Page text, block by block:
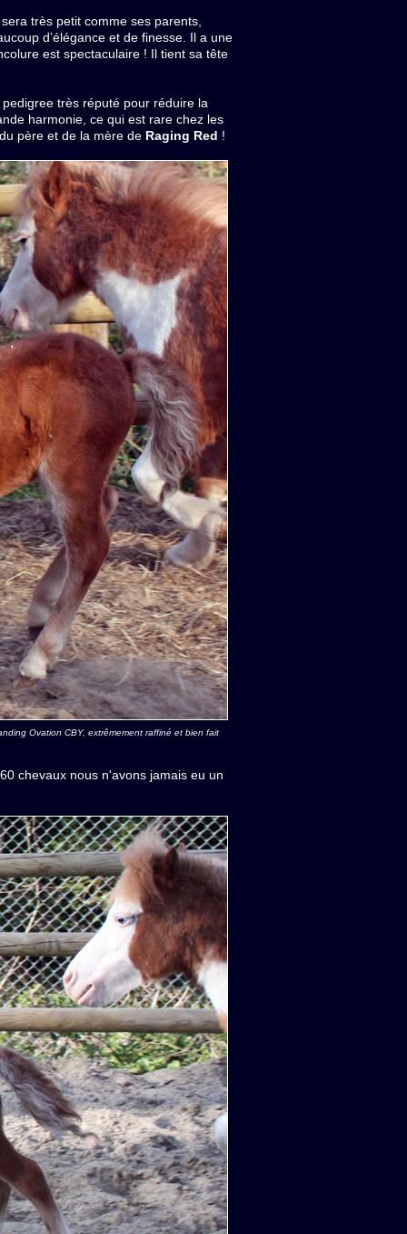
d’élégance et de finesse. Il a une
est spectaculaire ! Il tient sa tête
harmonie, ce qui est rare chez les
père et de la mère de Raging Red !
Ovation CBY, extrêmement raffiné et bien fait